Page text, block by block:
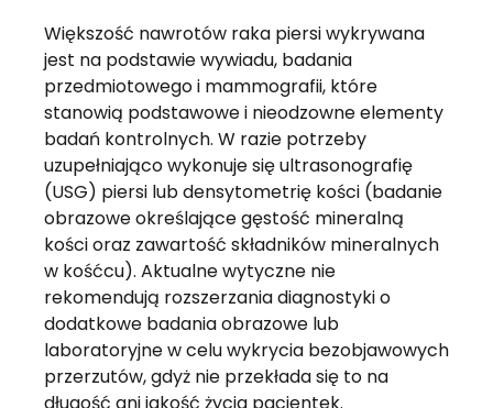
Większość nawrotów raka piersi wykrywana
jest na podstawie wywiadu, badania
przedmiotowego i mammografii, które
stanowią podstawowe i nieodzowne elementy
badań kontrolnych. W razie potrzeby
uzupełniająco wykonuje się ultrasonografię
(USG) piersi lub densytometrię kości (badanie
obrazowe określające gęstość mineralną
kości oraz zawartość składników mineralnych
w kośćcu). Aktualne wytyczne nie
rekomendują rozszerzania diagnostyki o
dodatkowe badania obrazowe lub
laboratoryjne w celu wykrycia bezobjawowych
przerzutów, gdyż nie przekłada się to na